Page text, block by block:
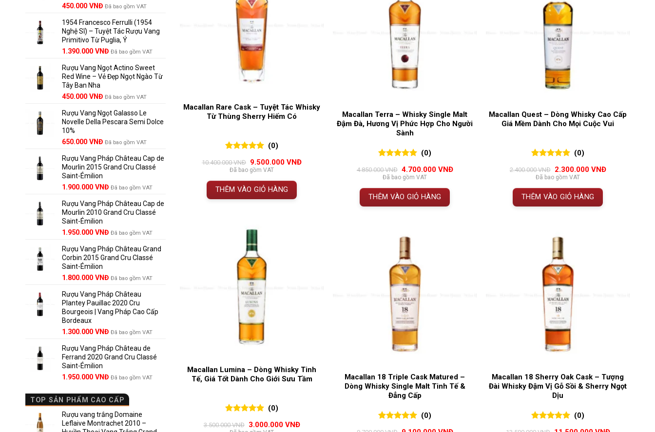
Giá
là:
495.000 VNĐ.
450.000 VNĐGiá
tại
là:
450.000 VNĐ.
Đã bao gồm VAT
1954 Francesco Ferrulli (1954
Nghệ Sĩ) – Tuyệt Tác Rượu Vang
Primitivo Từ Puglia, Ý
Giá
là:
1.529.000 VNĐ.
1.390.000 VNĐGiá
tại
là:
Đã bao gồm VAT
Rượu Vang Ngọt Actino Sweet
Red Wine – Vẻ Đẹp Ngọt Ngào Từ
Tây Ban Nha
450.000 VNĐ Đã bao gồm VAT
Rượu Vang Ngọt Galasso Le
Novelle Della Pescara Semi Dolce
10%
650.000 VNĐ Đã bao gồm VAT
Rượu Vang Pháp Château Cap de
Mourlin 2015 Grand Cru Classé
Saint-Émilion
Giá
là:
2.800.000 VNĐ.
1.900.000 VNĐGiá
tại
là:
Đã bao gồm VAT
Rượu Vang Pháp Château Cap de
Mourlin 2010 Grand Cru Classé
Saint-Émilion
Giá
là:
2.950.000 VNĐ.
1.950.000 VNĐGiá
tại
là:
Đã bao gồm VAT
Rượu Vang Pháp Château Grand
Corbin 2015 Grand Cru Classé
Saint-Émilion
Giá
là:
2.500.000 VNĐ.
1.800.000 VNĐGiá
tại
là:
1.800.000 VNĐ.
Đã bao gồm VAT
Rượu Vang Pháp Château
Plantey Pauillac 2020 Cru
Bourgeois | Vang Pháp Cao Cấp
Bordeaux
Giá
là:
1.850.000 VNĐ.
1.300.000 VNĐGiá
tại
là:
Đã bao gồm VAT
Rượu Vang Pháp Château de
Ferrand 2020 Grand Cru Classé
Saint-Émilion
Giá
là:
2.800.000 VNĐ.
1.950.000 VNĐGiá
tại
là:
1.950.000 VNĐ.
Đã bao gồm VAT
TOP SẢN PHẨM CAO CẤP
Rượu vang trắng Domaine
Leflaive Montrachet 2010 –
Macallan Rare Cask – Tuyệt Tác Whisky
Từ Thùng Sherry Hiếm Có
đánh giá
(0)
10.400.000VNĐ Giá
gốc
là:
10.400.000 VNĐ.
9.500.000VNĐGiá
Đã bao gồm VAT
THÊM VÀO GIỎ HÀNG
Macallan Terra – Whisky Single Malt
Đậm Đà, Hương Vị Phức Hợp Cho Người
Sành
đánh giá
(0)
4.850.000VNĐ Giá
gốc
là:
4.850.000 VNĐ.
4.700.000 VNĐGiá
Đã bao gồm VAT
THÊM VÀO GIỎ HÀNG
Macallan Quest – Dòng Whisky Cao Cấp
Giá Mềm Dành Cho Mọi Cuộc Vui
đánh giá
(0)
2.400.000VNĐ
Giá
gốc
là:
2.400.000 VNĐ.
2.300.000 VNĐGiá
Đã bao gồm VAT
THÊM VÀO GIỎ HÀNG
Macallan Lumina – Dòng Whisky Tinh
Tế, Giá Tốt Dành Cho Giới Sưu Tầm
đánh giá
(0)
3.500.000VNĐ
Giá
3.000.000 VNĐGiá
Macallan 18 Triple Cask Matured –
Dòng Whisky Single Malt Tinh Tế &
Đẳng Cấp
(0)
Macallan 18 Sherry Oak Cask – Tượng
Đài Whisky Đậm Vị Gỗ Sồi & Sherry Ngọt
Dịu
(0)